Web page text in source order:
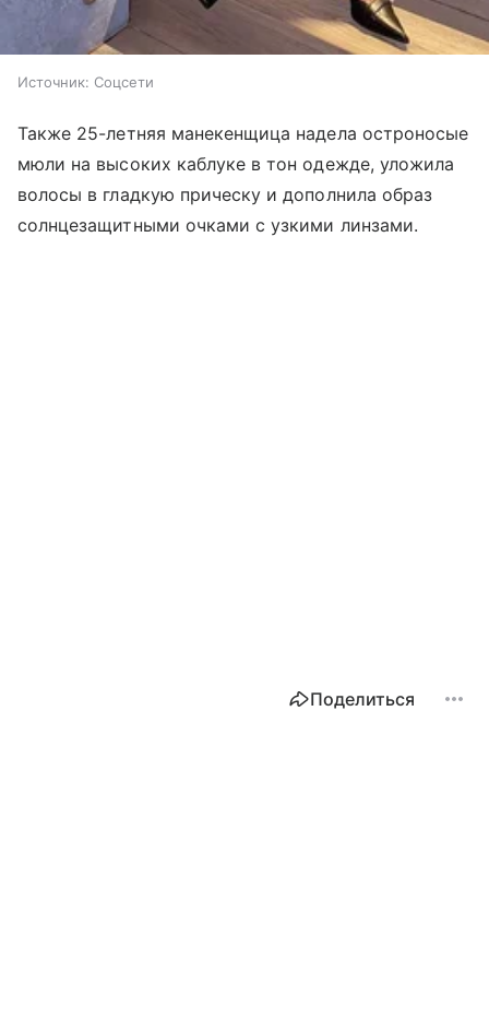
Источник: Соцсети
Также 25-летняя манекенщица надела остроносые
мюли на высоких каблуке в тон одежде, уложила
волосы в гладкую прическу и дополнила образ
солнцезащитными очками с узкими линзами.
Поделиться